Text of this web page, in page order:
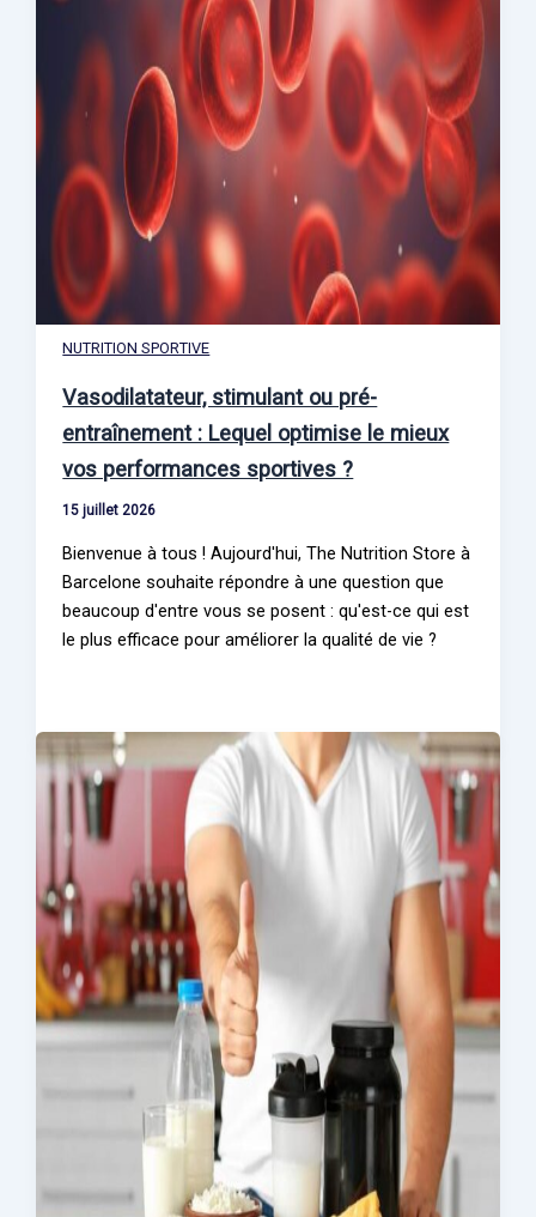
NUTRITION SPORTIVE
Vasodilatateur, stimulant ou pré-
entraînement : Lequel optimise le mieux
vos performances sportives ?
15 juillet 2026
Bienvenue à tous ! Aujourd'hui, The Nutrition Store à
Barcelone souhaite répondre à une question que
beaucoup d'entre vous se posent : qu'est-ce qui est
le plus efficace pour améliorer la qualité de vie ?